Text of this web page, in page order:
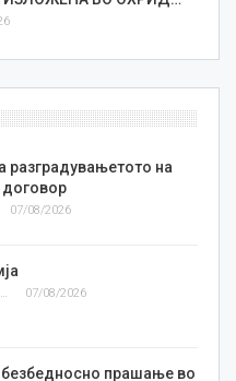
разградувањетото на
07/08/2026
07/08/2026
прашање во